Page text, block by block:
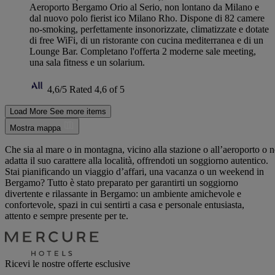
Aeroporto Bergamo Orio al Serio, non lontano da Milano e
dal nuovo polo fierist ico Milano Rho. Dispone di 82 camere
no-smoking, perfettamente insonorizzate, climatizzate e dotate
di free WiFi, di un ristorante con cucina mediterranea e di un
Lounge Bar. Completano l'offerta 2 moderne sale meeting,
una sala fitness e un solarium.
4,6/5 Rated 4,6 of 5
Load More See more items
Mostra mappa
Che sia al mare o in montagna, vicino alla stazione o all’aeroporto o
adatta il suo carattere alla località, offrendoti un soggiorno autentico.
Stai pianificando un viaggio d’affari, una vacanza o un weekend in
Bergamo? Tutto è stato preparato per garantirti un soggiorno
divertente e rilassante in Bergamo: un ambiente amichevole e
confortevole, spazi in cui sentirti a casa e personale entusiasta,
attento e sempre presente per te.
Ricevi le nostre offerte esclusive